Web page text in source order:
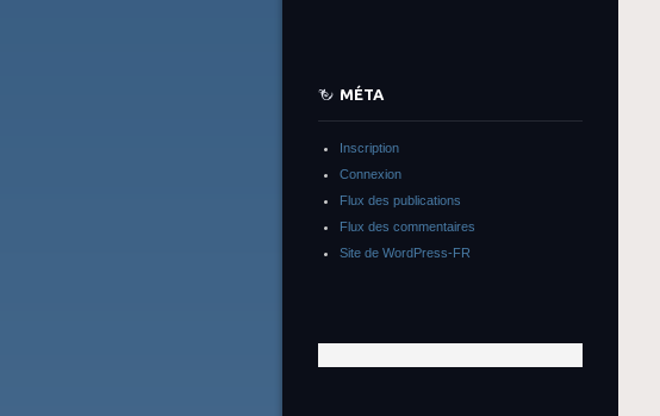
MÉTA
Inscription
Connexion
Flux des publications
Flux des commentaires
Site de WordPress-FR